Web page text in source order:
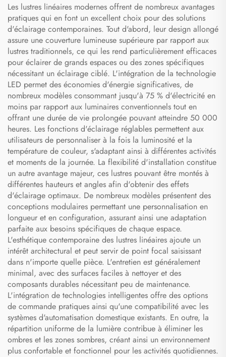
Les lustres linéaires modernes offrent de nombreux avantages
pratiques qui en font un excellent choix pour des solutions
d'éclairage contemporaines. Tout d'abord, leur design allongé
assure une couverture lumineuse supérieure par rapport aux
lustres traditionnels, ce qui les rend particulièrement efficaces
pour éclairer de grands espaces ou des zones spécifiques
nécessitant un éclairage ciblé. L'intégration de la technologie
LED permet des économies d'énergie significatives, de
nombreux modèles consommant jusqu'à 75 % d'électricité en
moins par rapport aux luminaires conventionnels tout en
offrant une durée de vie prolongée pouvant atteindre 50 000
heures. Les fonctions d'éclairage réglables permettent aux
utilisateurs de personnaliser à la fois la luminosité et la
température de couleur, s'adaptant ainsi à différentes activités
et moments de la journée. La flexibilité d'installation constitue
un autre avantage majeur, ces lustres pouvant être montés à
différentes hauteurs et angles afin d'obtenir des effets
d'éclairage optimaux. De nombreux modèles présentent des
conceptions modulaires permettant une personnalisation en
longueur et en configuration, assurant ainsi une adaptation
parfaite aux besoins spécifiques de chaque espace.
L'esthétique contemporaine des lustres linéaires ajoute un
intérêt architectural et peut servir de point focal saisissant
dans n'importe quelle pièce. L'entretien est généralement
minimal, avec des surfaces faciles à nettoyer et des
composants durables nécessitant peu de maintenance.
L'intégration de technologies intelligentes offre des options
de commande pratiques ainsi qu'une compatibilité avec les
systèmes d'automatisation domestique existants. En outre, la
répartition uniforme de la lumière contribue à éliminer les
ombres et les zones sombres, créant ainsi un environnement
plus confortable et fonctionnel pour les activités quotidiennes.